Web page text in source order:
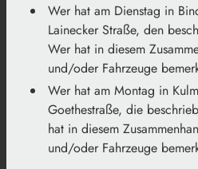
Wer hat am Dienstag in
Lainecker Straße, den
Wer hat in diesem
und/oder Fahrzeuge
Wer hat am Montag in
Goethestraße, die
hat in diesem
und/oder Fahrzeuge